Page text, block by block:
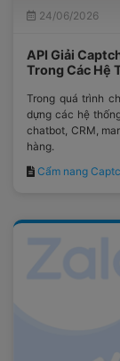
24/06/2026
API Giải
Trong Các Hệ
Trong quá trình
dựng các hệ
chatbot, CRM,
hàng.
Cẩm nang